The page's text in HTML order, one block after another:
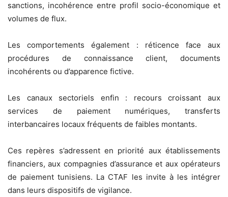
sanctions, incohérence entre profil socio-économique et
volumes de flux.
Les comportements également : réticence face aux
procédures de connaissance client, documents
incohérents ou d’apparence fictive.
Les canaux sectoriels enfin : recours croissant aux
services de paiement numériques, transferts
interbancaires locaux fréquents de faibles montants.
Ces repères s’adressent en priorité aux établissements
financiers, aux compagnies d’assurance et aux opérateurs
de paiement tunisiens. La CTAF les invite à les intégrer
dans leurs dispositifs de vigilance.